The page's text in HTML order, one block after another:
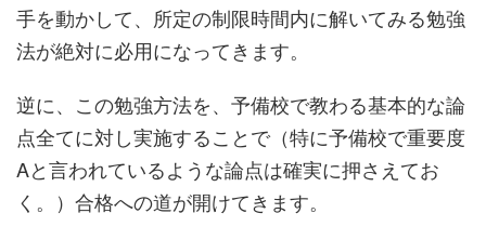
手を動かして、所定の制限時間内に解いてみる勉強
法が絶対に必用になってきます。
逆に、この勉強方法を、予備校で教わる基本的な論
点全てに対し実施することで（特に予備校で重要度
Aと言われているような論点は確実に押さえてお
く。）合格への道が開けてきます。